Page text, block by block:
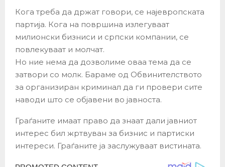
Кога треба да држат говори, се најевропската
партија. Кога на површина излегуваат
милионски бизниси и српски компании, се
повлекуваат и молчат.
Но ние нема да дозволиме оваа тема да се
затвори со молк. Бараме од Обвинителството
за организиран криминал да ги провери сите
наводи што се објавени во јавноста.
Граѓаните имаат право да знаат дали јавниот
интерес бил жртвуван за бизнис и партиски
интереси. Граѓаните ја заслужуваат вистината.